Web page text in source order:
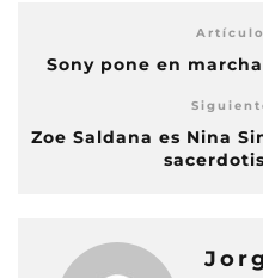
Sony pone en
Zoe Saldana es Nina